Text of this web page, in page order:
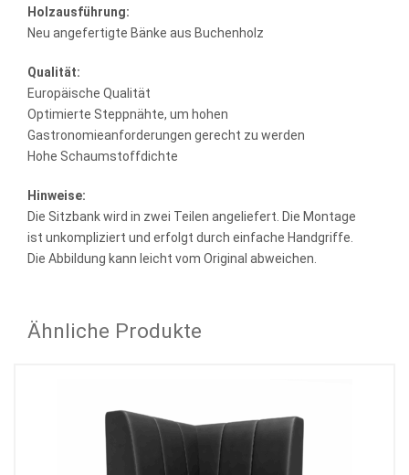
Holzausführung:
Neu angefertigte Bänke aus Buchenholz
Qualität:
Europäische Qualität
Optimierte Steppnähte, um hohen
Gastronomieanforderungen gerecht zu werden
Hohe Schaumstoffdichte
Hinweise:
Die Sitzbank wird in zwei Teilen angeliefert. Die Montage
ist unkompliziert und erfolgt durch einfache Handgriffe.
Die Abbildung kann leicht vom Original abweichen.
Ähnliche Produkte